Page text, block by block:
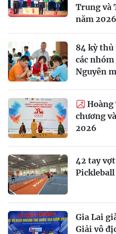
Trung và
năm 2026
84 kỳ thủ
các
Nguyên
Hoàng
chương
2026
42 tay
Gia Lai
Giải vô